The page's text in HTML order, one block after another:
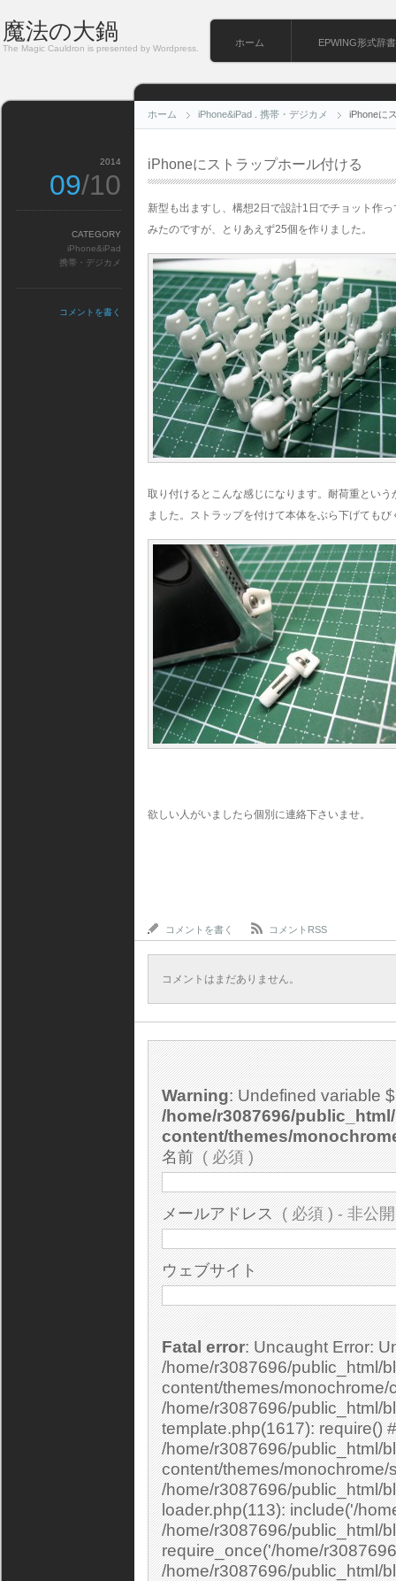
魔法の大鍋
The Magic Cauldron is presented by Wordpress.
ホーム EPWING形式辞書
ホーム iPhone&iPad 携帯・デジカメ iPhoneに
iPhoneにストラップホール付ける
新型も出ますし、構想2日で設計1日でチョット作
みたのですが、とりあえず25個を作りました。
取り付けるとこんな感じになります。耐荷重とい
ました。ストラップを付けて本体をぶら下げても
欲しい人がいましたら個別に連絡下さいませ。
2014
09/10
CATEGORY
iPhone&iPad
携帯・デジカメ
コメントを書く
コメントを書く コメントRSS
コメントはまだありません。
Warning : Undefined variable
/home/r3087696/
content/themes/
名前 ( 必須 )
メールアドレス ( 必須 ) - 非公
ウェブサイト
Fatal error: Uncaught Error: Undefined constant "cs_print_smilies" in
/home/r3087696/public_html/
content/themes/
/home/r3087696/public_html/
template.php(1617): require()
/home/r3087696/public_html/
content/themes/
/home/r3087696/public_html/
loader.php(113): include('/
/home/r3087696/public_html/
require_once('/home/
/home/r3087696/public_html/